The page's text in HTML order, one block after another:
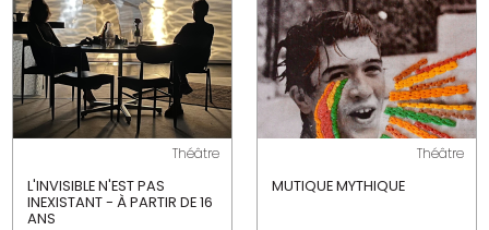
Théâtre
L'INVISIBLE N'EST PAS
INEXISTANT - À PARTIR DE 16
ANS
Théâtre
MUTIQUE MYTHIQUE